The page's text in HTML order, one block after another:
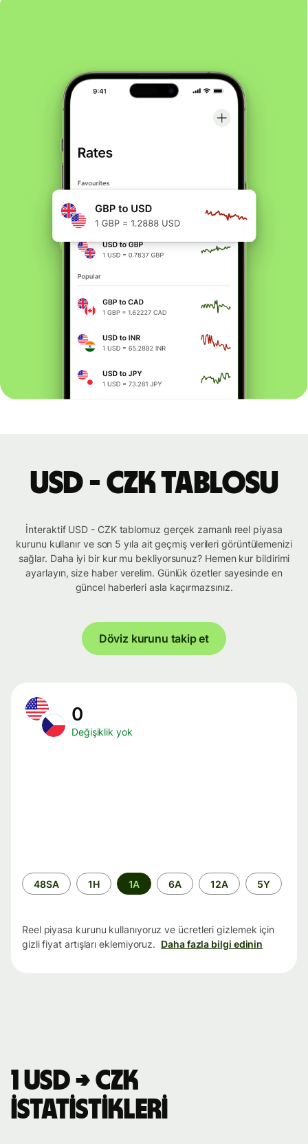
USD - CZK tablosu
İnteraktif USD - CZK tablomuz gerçek zamanlı reel piyasa
kurunu kullanır ve son 5 yıla ait geçmiş verileri görüntülemenizi
sağlar. Daha iyi bir kur mu bekliyorsunuz? Hemen kur bildirimi
ayarlayın, size haber verelim. Günlük özetler sayesinde en
güncel haberleri asla kaçırmazsınız.
Döviz kurunu takip et
0
Değişiklik yok
Zaman
aralığı
48SA 1H 1A 6A 12A 5Y
Reel piyasa kurunu kullanıyoruz ve ücretleri gizlemek için
gizli fiyat artışları eklemiyoruz. Daha fazla bilgi edinin
1 USD → CZK
istatistikleri